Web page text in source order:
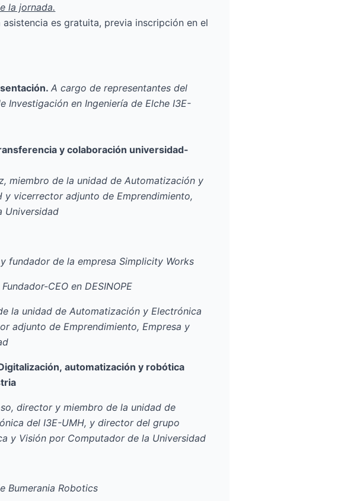
la jornada.
asistencia es gratuita, previa inscripción en el
A cargo de representantes del
Investigación en Ingeniería de Elche I3E-
y colaboración universidad-
, miembro de la unidad de Automatización y
y vicerrector adjunto de Emprendimiento,
Universidad
y fundador de la empresaSimplicity Works
CEO en DESINOPE
la unidad de Automatización y Electrónica
adjunto de Emprendimiento, Empresa y
automatización y robótica
, director y miembro de la unidad de
del I3E-UMH, y director del grupo
y Visión por Computador de la Universidad
Bumerania Robotics